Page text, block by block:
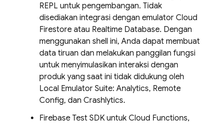
REPL untuk pengembangan. Tidak
disediakan integrasi dengan emulator Cloud
Firestore atau Realtime Database. Dengan
menggunakan shell ini, Anda dapat membuat
data tiruan dan melakukan panggilan fungsi
untuk menyimulasikan interaksi dengan
produk yang saat ini tidak didukung oleh
Local Emulator Suite: Analytics, Remote
Config, dan Crashlytics.
Firebase Test SDK untuk Cloud Functions,